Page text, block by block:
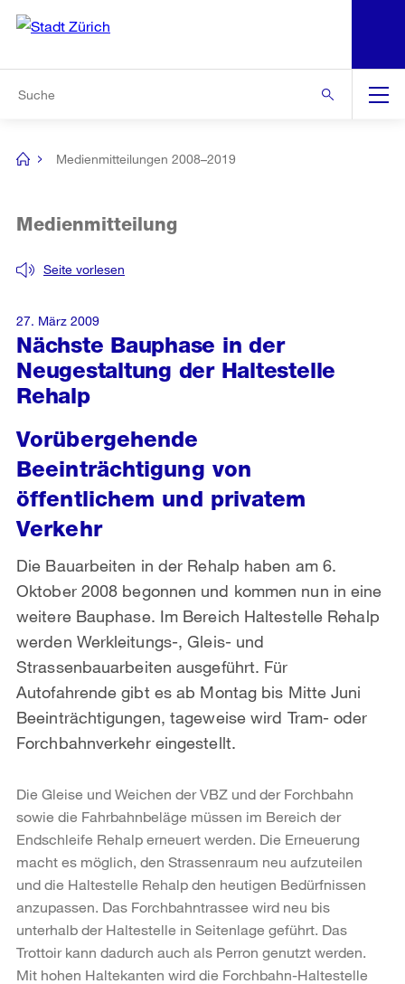
Navigation
[no
Medienmitteilungen 2008–2019
Nächste Bauphase in der
Neugestaltung der Haltestelle
Rehalp
Seite vorlesen
Medienmitteilung
Vorübergehende
Beeinträchtigung von
öffentlichem und privatem
Verkehr
Die Bauarbeiten in der Rehalp haben am 6.
Oktober 2008 begonnen und kommen nun in eine
weitere Bauphase. Im Bereich Haltestelle Rehalp
werden Werkleitungs-, Gleis- und
Strassenbauarbeiten ausgeführt. Für
Autofahrende gibt es ab Montag bis Mitte Juni
Beeinträchtigungen, tageweise wird Tram- oder
Forchbahnverkehr eingestellt.
27. März 2009
Die Gleise und Weichen der VBZ und der Forchbahn
sowie die Fahrbahnbeläge müssen im Bereich der
Endschleife Rehalp erneuert werden. Die Erneuerung
macht es möglich, den Strassenraum neu aufzuteilen
und die Haltestelle Rehalp den heutigen Bedürfnissen
anzupassen. Das Forchbahntrassee wird neu bis
unterhalb der Haltestelle in Seitenlage geführt. Das
Trottoir kann dadurch auch als Perron genutzt werden.
Mit hohen Haltekanten wird die Forchbahn-Haltestelle